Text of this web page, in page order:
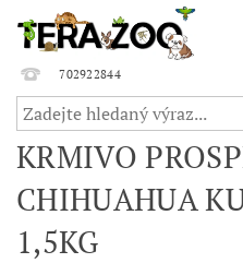
702922844
KRMIVO
CHIHUAHUA
1,5KG